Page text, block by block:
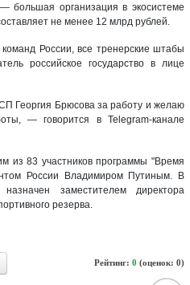
большая организация в экосистеме
не менее 12 млрд рублей.
России, все тренерские штабы
российское государство в лице
Георгия Брюсова за работу и желаю
— говорится в Telegram-канале
из 83 участников программы "Время
России Владимиром Путиным. В
заместителем директора
резерва.
Рейтинг: 0 (оценок: 0)